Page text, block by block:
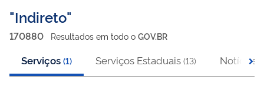
Busca
Indireto
170880 Resultados em todo o GOV.BR
Serviços (1) Serviços Estaduais (13) Notícias